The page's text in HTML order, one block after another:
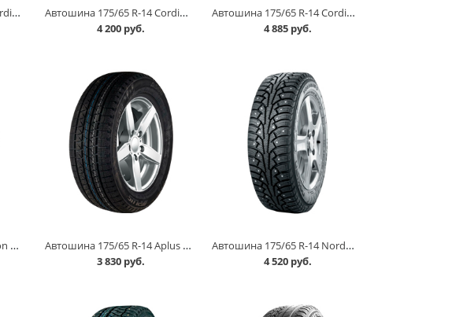
Автошина 175/65 R-14 Cordiant Comfort 2 86H в Омске Автошина 175/65 R-14 Cordiant Road Runner 82H в Омске
4 200 руб.
Автошина 175/65 R-14 Cordiant Snow Cross 2 86T шип в Омске
4 885 руб.
Автошина 175/65 R-14 Ikon Tyres Nordman SX3 82T в Омске Автошина 175/65 R-14 Aplus A506 82S в Омске
3 830 руб.
Автошина 175/65 R-14 Nordman 5 86Тшип в Омске
4 520 руб.